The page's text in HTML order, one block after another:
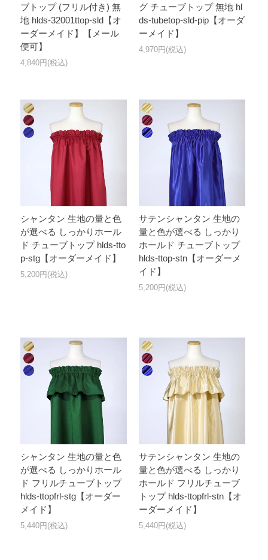
ブトップ (フリル付き) 無
地 hlds-32001ttop-sld【オ
ーダーメイド】【メール
便可】
4,840円(税込)
グ チューブトップ 無地 hl
ds-tubetop-sld-pip【オーダ
ーメイド】
4,970円(税込)
シャンタン 生地の量と色
が選べる しっかりホール
ド チューブトップ hlds-tto
p-stg【オーダーメイド】
5,200円(税込)
サテンシャンタン 生地の
量と色が選べる しっかり
ホールド チューブトップ
hlds-ttop-stn【オーダーメ
イド】
5,200円(税込)
シャンタン 生地の量と色
が選べる しっかりホール
ド フリルチューブトップ
hlds-ttopfrl-stg【オーダー
メイド】
5,440円(税込)
サテンシャンタン 生地の
量と色が選べる しっかり
ホールド フリルチューブ
トップ hlds-ttopfrl-stn【オ
ーダーメイド】
5,440円(税込)